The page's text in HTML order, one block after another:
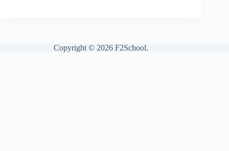
Copyright © 2026 F2School.